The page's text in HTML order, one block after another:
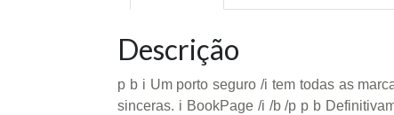
Descrição
p b i Um porto seguro /i tem todas as
sinceras. i BookPage /i /b /p p b